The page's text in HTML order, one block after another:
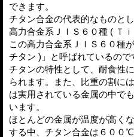
できます。
チタン合金の代表的なものと
高力合金系ＪＩＳ６０種 ( Ｔ
この高力合金系ＪＩＳ６０種
チタン )」と呼ばれているので
チタンの特性として、耐食性
られます。また、比重の割に
は実用されている金属の中で
います。
ほとんどの金属が温度が高く
する中、チタン合金は６００